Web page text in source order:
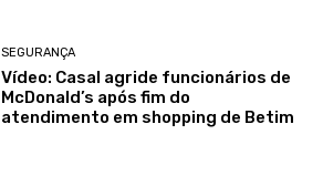
SEGURANÇA
Vídeo: Casal agride funcionários de
McDonald’s após fim do
atendimento em shopping de Betim